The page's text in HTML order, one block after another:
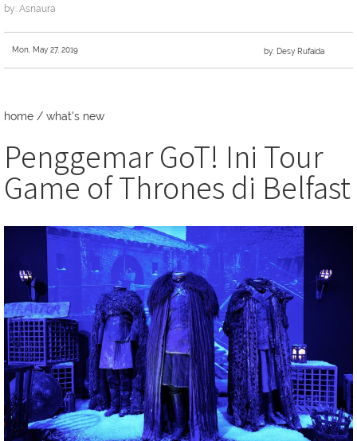
by: Asnaura
Mon, May 27, 2019 by: Desy Rufaida
home / what's new
Penggemar GoT! Ini Tour
Game of Thrones di Belfast